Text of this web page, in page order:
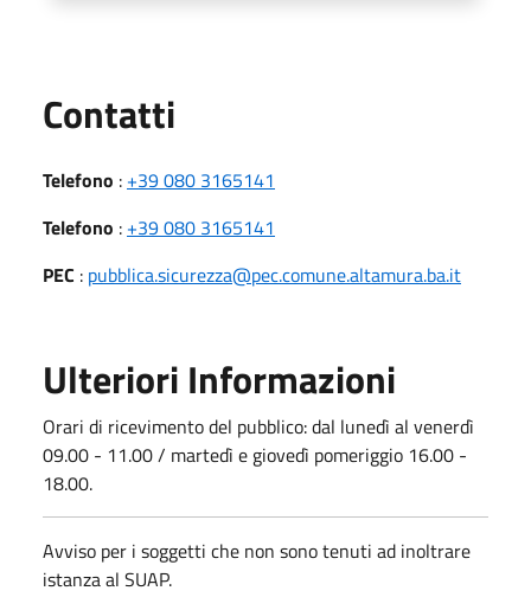
Contatti
Telefono : +39 080 3165141
Telefono : +39 080 3165141
PEC : pubblica.sicurezza@pec.comune.altamura.ba.it
Ulteriori Informazioni
Orari di ricevimento del pubblico: dal lunedì al venerdì
09.00 - 11.00 / martedì e giovedì pomeriggio 16.00 -
18.00.
Avviso per i soggetti che non sono tenuti ad inoltrare
istanza al SUAP.